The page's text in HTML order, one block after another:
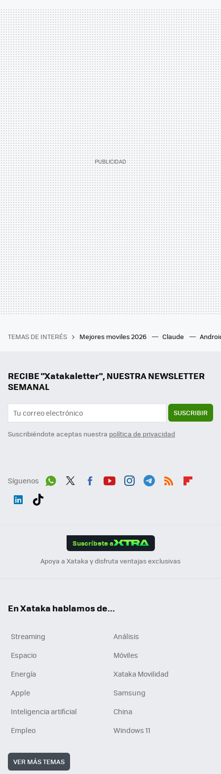
TEMAS DE INTERÉS Mejores moviles 2026 Claude
RECIBE "Xatakaletter", NUESTRA NEWSLETTER
SEMANAL
SUSCRIBIR
Suscribiéndote aceptas nuestra política de privacidad
Síguenos
Suscríbete a
Apoya a Xataka y disfruta ventajas exclusivas
En Xataka hablamos de...
Streaming
Análisis
Espacio
Móviles
Energía
Xataka Movilidad
Apple
Samsung
Inteligencia artificial
China
Empleo
Windows 11
VER MÁS TEMAS